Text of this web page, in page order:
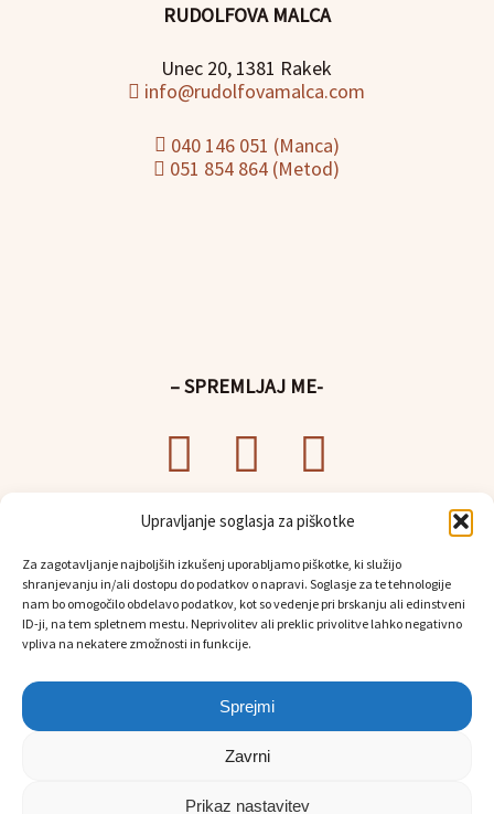
Upravljanje soglasja za piškotke
Za zagotavljanje najboljših izkušenj uporabljamo piškotke, ki služijo
shranjevanju in/ali dostopu do podatkov o napravi. Soglasje za te tehnologije
nam bo omogočilo obdelavo podatkov, kot so vedenje pri brskanju ali edinstveni
ID-ji, na tem spletnem mestu. Neprivolitev ali preklic privolitve lahko negativno
vpliva na nekatere zmožnosti in funkcije.
Sprejmi
Zavrni
Prikaz nastavitev
RUDOLFOVA MALCA
Unec 20, 1381 Rakek
info@rudolfovamalca.com
040 146 051 (Manca)
051 854 864 (Metod)
– SPREMLJAJ ME-
– UPORABNE POVEZAVE-
Splošni pogoji poslovanja
Politikavarstva osebnih podatkov
Osebni prevzem in dostava